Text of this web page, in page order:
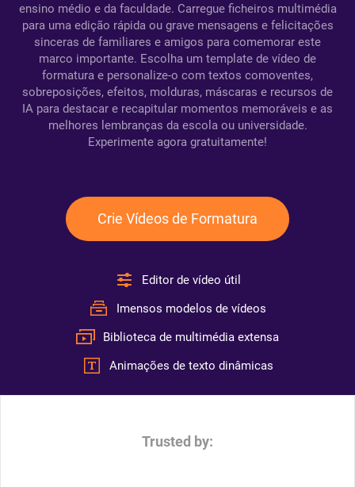
ensino médio e da faculdade. Carregue ficheiros multimédia
para uma edição rápida ou grave mensagens e felicitações
sinceras de familiares e amigos para comemorar este
marco importante. Escolha um template de vídeo de
formatura e personalize-o com textos comoventes,
sobreposições, efeitos, molduras, máscaras e recursos de
IA para destacar e recapitular momentos memoráveis e as
melhores lembranças da escola ou universidade.
Experimente agora gratuitamente!
Crie Vídeos de Formatura
Editor de vídeo útil
Imensos modelos de vídeos
Biblioteca de multimédia extensa
Animações de texto dinâmicas
Trusted by: